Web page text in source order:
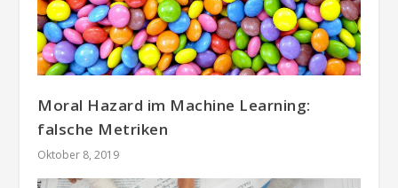
Moral Hazard im Machine Learning:
falsche Metriken
Oktober 8, 2019